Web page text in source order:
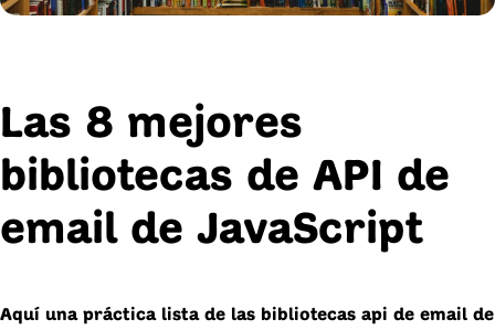
Las 8 mejores
bibliotecas de API de
email de JavaScript
Aquí una práctica lista de las bibliotecas api de email de